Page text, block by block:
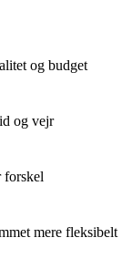
og budget
og vejr
forskel
mere fleksibelt